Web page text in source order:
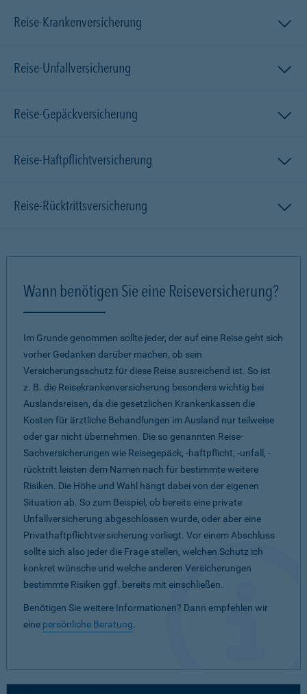
Reise-Krankenversicherung
Reise-Unfallversicherung
Reise-Gepäckversicherung
Reise-Haftpflichtversicherung
Reise-Rücktrittsversicherung
Wann benötigen Sie eine Reiseversicherung?
Im Grunde genommen sollte jeder, der auf eine Reise geht sich
vorher Gedanken darüber machen, ob sein
Versicherungsschutz für diese Reise ausreichend ist. So ist
z. B. die Reisekrankenversicherung besonders wichtig bei
Auslandsreisen, da die gesetzlichen Krankenkassen die
Kosten für ärztliche Behandlungen im Ausland nur teilweise
oder gar nicht übernehmen. Die so genannten Reise-
Sachversicherungen wie Reisegepäck, -haftpflicht, -unfall, -
rücktritt leisten dem Namen nach für bestimmte weitere
Risiken. Die Höhe und Wahl hängt dabei von der eigenen
Situation ab. So zum Beispiel, ob bereits eine private
Unfallversicherung abgeschlossen wurde, oder aber eine
Privathaftpflichtversicherung vorliegt. Vor einem Abschluss
sollte sich also jeder die Frage stellen, welchen Schutz ich
konkret wünsche und welche anderen Versicherungen
bestimmte Risiken ggf. bereits mit einschließen.
Benötigen Sie weitere Informationen? Dann empfehlen wir
eine persönliche Beratung.